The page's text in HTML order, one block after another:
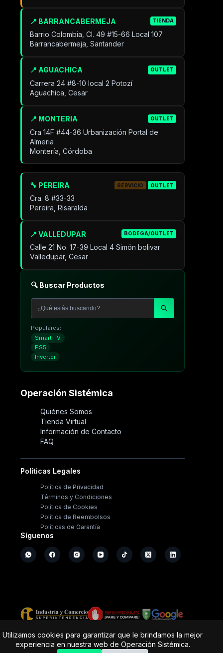
Utilizamos cookies para garantizar que le brindamos la mejor
experiencia en nuestra web de Operación Sistémica.
📍 BARRANCABERMEJA TIENDA
Barrio Colombia, Cl. 49 #15-66 Local 107
Barrancabermeja, Santander
📍 AGUACHICA OUTLET
Carrera 24 #8-10 local 2 Potozí
Aguachica, Cesar
📍 MONTERIA OUTLET
Cra 14F #44-36 Urbanización Portal de
Almeria
Montería, Córdoba
📍 VALLEDUPAR BODEGA/OUTLET
Calle 21 No. 17-39 Local 4 Simón bolivar
Valledupar, Cesar
🔧 PEREIRA SERVICIO OUTLET
Cra. 8 #33-33
Pereira, Risaralda
🔍 Buscar Productos
Populares:
Smart TV
PS5
Inverter
Operación Sistémica
Quiénes Somos
Tienda Virtual
Información de Contacto
FAQ
Políticas Legales
Política de Privacidad
Términos y Condiciones
Política de Cookies
Política de Reembolsos
Políticas de Garantía
Síguenos
Copyright © - Operación Sistémica
Tienda de electrodomésticos; repuestos y casa de